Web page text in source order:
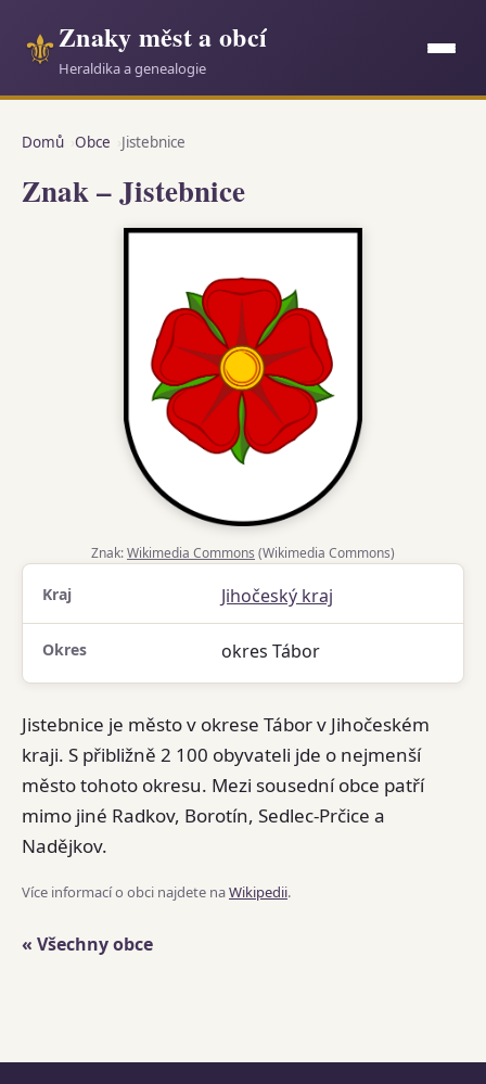
⚜Znaky měst a obcí
Heraldika a genealogie
Domů Obce Jistebnice
Znak – Jistebnice
Znak:Wikimedia Commons (Wikimedia Commons)
Kraj Jihočeský kraj
Okres okres Tábor
Jistebnice je město v okrese Tábor v Jihočeském
kraji. S přibližně 2 100 obyvateli jde o nejmenší
město tohoto okresu. Mezi sousední obce patří
mimo jiné Radkov, Borotín, Sedlec-Prčice a
Nadějkov.
Více informací o obci najdete naWikipedii.
« Všechny obce